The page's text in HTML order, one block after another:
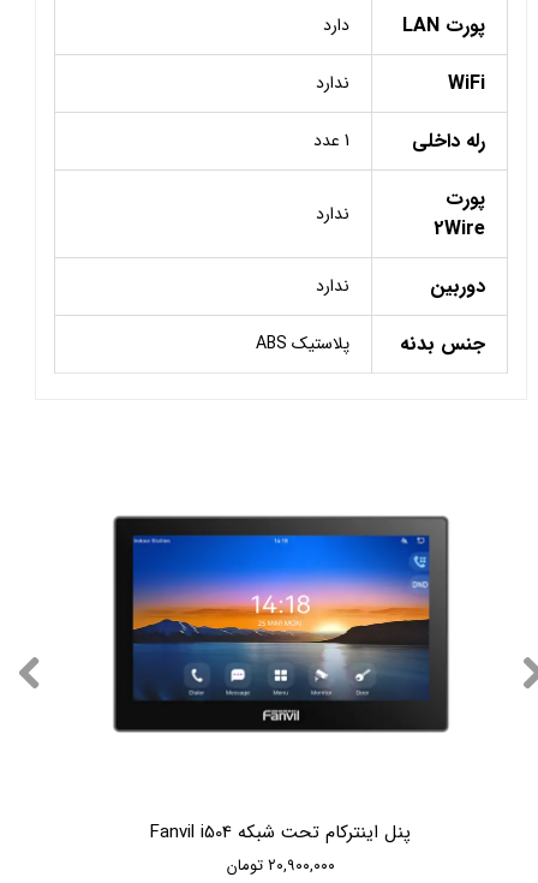
پورت LAN دارد
WiFi ندارد
رله داخلی 1 عدد
پورت
2Wire
ندارد
دوربین ندارد
جنس بدنه پلاستیک ABS
پنل اینترکام تحت شبکه Fanvil i504
۲۰,۹۰۰,۰۰۰ تومان